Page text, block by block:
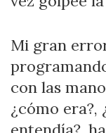
Mi gran
con las
¿cómo era?,